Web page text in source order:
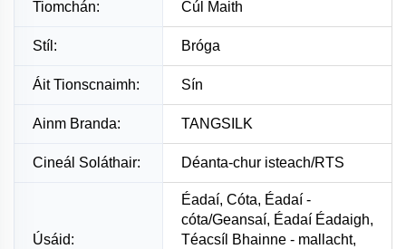
Tiomchán: Cúl Maith
Stíl: Bróga
Áit Tionscnaimh: Sín
Ainm Branda: TANGSILK
Cineál Soláthair: Déanta-chur isteach/RTS
Úsáid:
Éadaí, Cóta, Éadaí -
cóta/Geansaí, Éadaí Éadaigh,
Téacsíl Bhainne - mallacht,